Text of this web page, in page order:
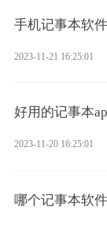
手机记事本软
2023-11-21 16:25:01
好用的记事本
2023-11-20 16:25:01
哪个记事本软